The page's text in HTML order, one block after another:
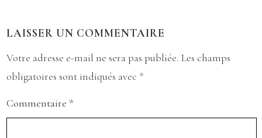
LAISSER UN COMMENTAIRE
Votre adresse e-mail ne sera pas publiée. Les champs
obligatoires sont indiqués avec *
Commentaire *